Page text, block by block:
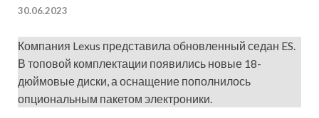
30.06.2023
Компания Lexus представила обновленный седан ES.
В топовой комплектации появились новые 18-
дюймовые диски, а оснащение пополнилось
опциональным пакетом электроники.